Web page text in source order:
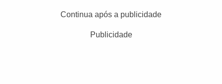
Continua após a publicidade
Publicidade